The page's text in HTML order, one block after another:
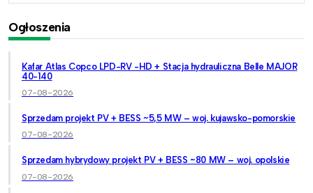
Ogłoszenia
Kafar Atlas Copco LPD-RV -HD + Stacja hydrauliczna Belle MAJOR
40-140
07-08-2026
Sprzedam projekt PV + BESS ~5,5 MW – woj. kujawsko-pomorskie
07-08-2026
Sprzedam hybrydowy projekt PV + BESS ~80 MW – woj. opolskie
07-08-2026